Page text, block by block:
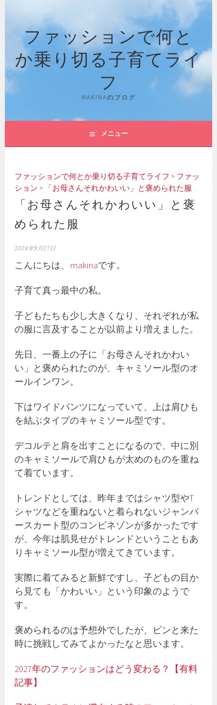
ファッションで何と
か乗り切る子育てライ
フ
MAKINAのブログ
メニュー
ファッションで何とか乗り切る子育てライフ > ファッ
ション > 「お母さんそれかわいい」と褒められた服
「お母さんそれかわいい」と褒
められた服
2024年9月27日
こんにちは、 makinaです。
子育て真っ最中の私。
子どもたちも少し大きくなり、それぞれが私
の服に言及することが以前より増えました。
先日、一番上の子に「お母さんそれかわい
い」と褒められたのが、キャミソール型のオ
ールインワン。
下はワイドパンツになっていて、上は肩ひも
を結ぶタイプのキャミソール型です。
デコルテと肩を出すことになるので、中に別
のキャミソールで肩ひもが太めのものを重ね
て着ています。
トレンドとしては、昨年まではシャツ型やT
シャツなどを重ねないと着られないジャンパ
ースカート型のコンビネゾンが多かったです
が、今年は肌見せがトレンドということもあ
りキャミソール型が増えてきています。
実際に着てみると新鮮ですし、子どもの目か
ら見ても「かわいい」という印象のようで
す。
褒められるのは予想外でしたが、ピンと来た
時に挑戦してみてよかったなと思います。
2027年のファッションはどう変わる？【有料
記事】